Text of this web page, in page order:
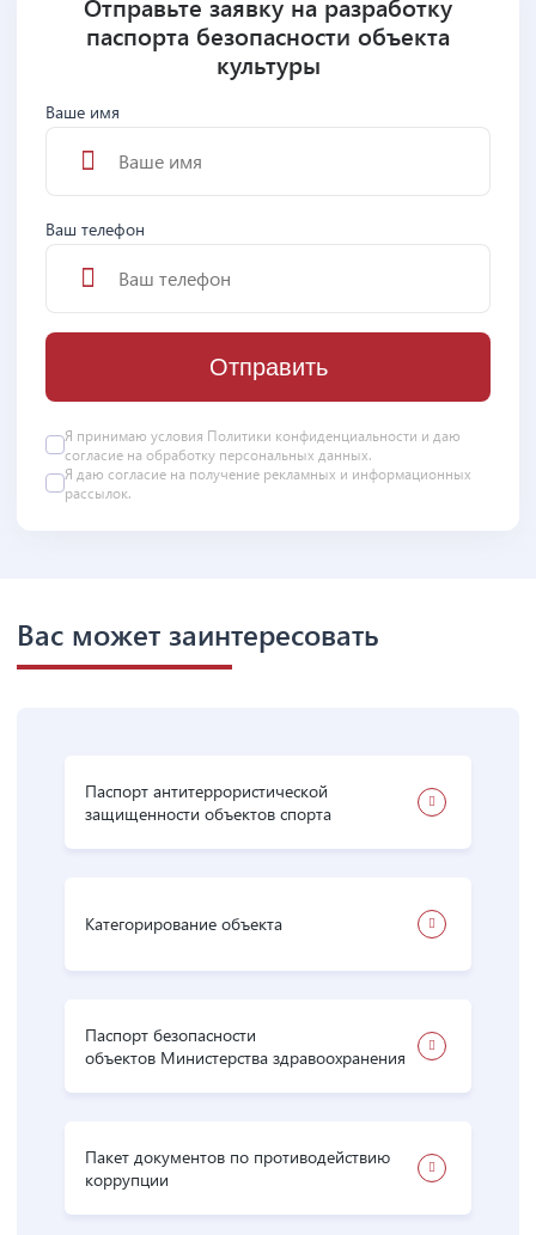
Отправьте заявку на разработку
паспорта безопасности объекта
культуры
Ваше имя
Ваш телефон
Отправить
Я принимаю условия Политики конфиденциальности и даю
согласие на обработку персональных данных.
Я даю согласие на получение рекламных и информационных
рассылок.
Вас может заинтересовать
Паспорт антитеррористической
защищенности объектов спорта
Категорирование объекта
Паспорт безопасности
объектов Министерства здравоохранения
Пакет документов по противодействию
коррупции